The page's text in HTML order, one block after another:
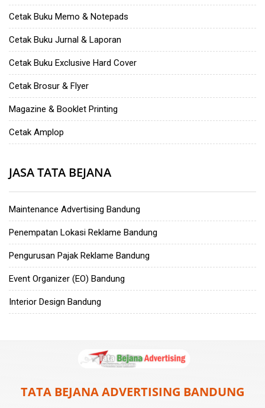
Cetak Buku Memo & Notepads
Cetak Buku Jurnal & Laporan
Cetak Buku Exclusive Hard Cover
Cetak Brosur & Flyer
Magazine & Booklet Printing
Cetak Amplop
JASA TATA BEJANA
Maintenance Advertising Bandung
Penempatan Lokasi Reklame Bandung
Pengurusan Pajak Reklame Bandung
Event Organizer (EO) Bandung
Interior Design Bandung
TATA BEJANA ADVERTISING BANDUNG